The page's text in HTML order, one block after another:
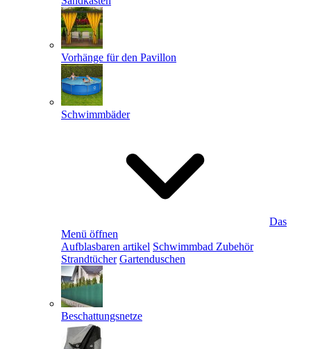
Vorhänge für den Pavillon
Schwimmbäder
Das
Menü öffnen
Aufblasbaren artikel Schwimmbad Zubehör
Strandtücher Gartenduschen
Beschattungsnetze